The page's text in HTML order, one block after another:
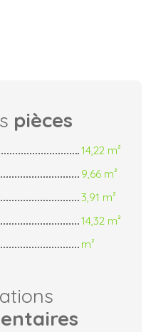
pièces
14,22 m²
9,66 m²
3,91 m²
14,32 m²
m²